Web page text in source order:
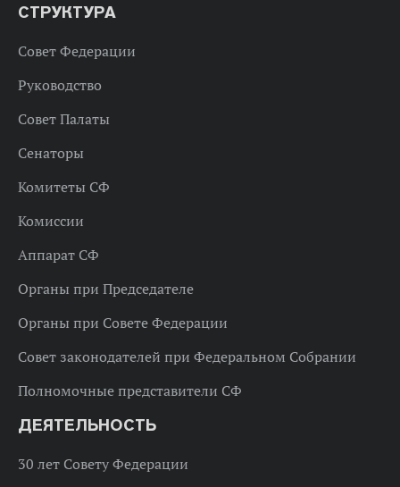
СТРУКТУРА
Совет Федерации
Руководство
Совет Палаты
Сенаторы
Комитеты СФ
Комиссии
Аппарат СФ
Органы при Председателе
Органы при Совете Федерации
Совет законодателей при Федеральном Собрании
Полномочные представители СФ
ДЕЯТЕЛЬНОСТЬ
30 лет Совету Федерации